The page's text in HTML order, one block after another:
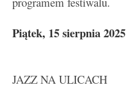
Piątek, 15 sierpnia 2025
JAZZ NA ULICACH